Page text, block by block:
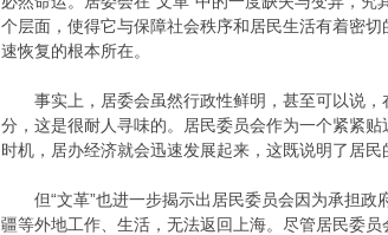
个层面，使得它与保障社会秩序和居民生活有着密
速恢复的根本所在。
事实上，居委会虽然行政性鲜明，甚至可以说，
分，这是很耐人寻味的。居民委员会作为一个紧紧
时机，居办经济就会迅速发展起来，这既说明了居
但“文革”也进一步揭示出居民委员会因为承担政
疆等外地工作、生活，无法返回上海。尽管居民委